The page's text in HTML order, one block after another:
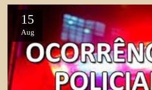
15
Aug